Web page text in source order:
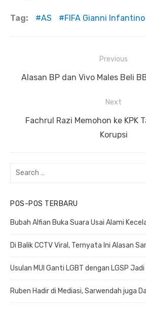
Tag: AS FIFA Gianni Infantino
pos
Previous
Previous
Alasan BP dan Vivo Males Beli
Next
NextFachrul Razi Memohon ke KPK
Korupsi
Search
POS-POS TERBARU
Bubah Alfian Buka Suara Usai Alami
Di Balik CCTV Viral, Ternyata Ini Alasan
Usulan MUI Ganti LGBT dengan LGSP
Ruben Hadir di Mediasi, Sarwendah juga